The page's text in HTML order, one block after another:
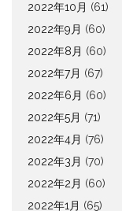
2022年10月 (61)
2022年9月 (60)
2022年8月 (60)
2022年7月 (67)
2022年6月 (60)
2022年5月 (71)
2022年4月 (76)
2022年3月 (70)
2022年2月 (60)
2022年1月 (65)